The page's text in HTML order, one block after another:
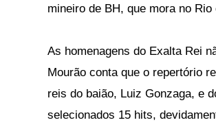
mineiro de BH, que mora no
As homenagens do Exalta Rei
Mourão conta que o repertório
reis do baião, Luiz Gonzaga, e
selecionados 15 hits,